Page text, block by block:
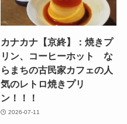
カナカナ【京終】：焼きプ
リン、コーヒーホット な
らまちの古民家カフェの人
気のレトロ焼きプリ
ン！！！
2026-07-11